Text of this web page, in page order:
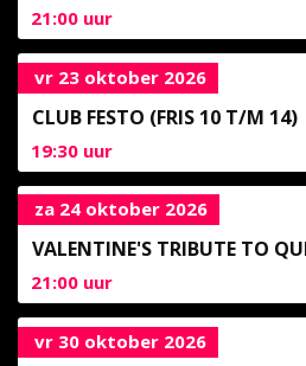
21:00 uur
vr 23 oktober 2026
CLUB FESTO (FRIS 10 T/M 14)
19:30 uur
za 24 oktober 2026
VALENTINE'S TRIBUTE TO
21:00 uur
vr 30 oktober 2026